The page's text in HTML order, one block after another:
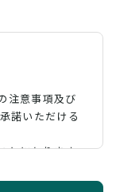
注意事項及び
諾いただける
とになります